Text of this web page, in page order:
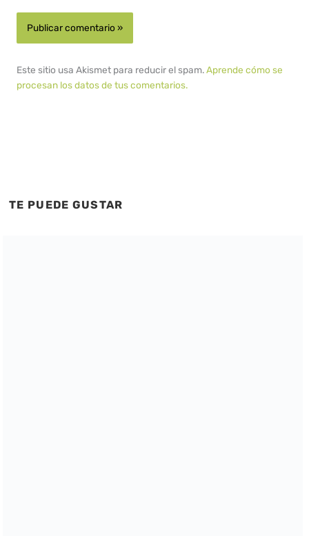
Este sitio usa Akismet para reducir el spam.Aprende cómo se
procesan los datos de tus comentarios.
TE PUEDE GUSTAR